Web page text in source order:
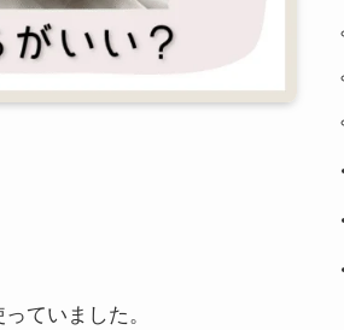
ていました。